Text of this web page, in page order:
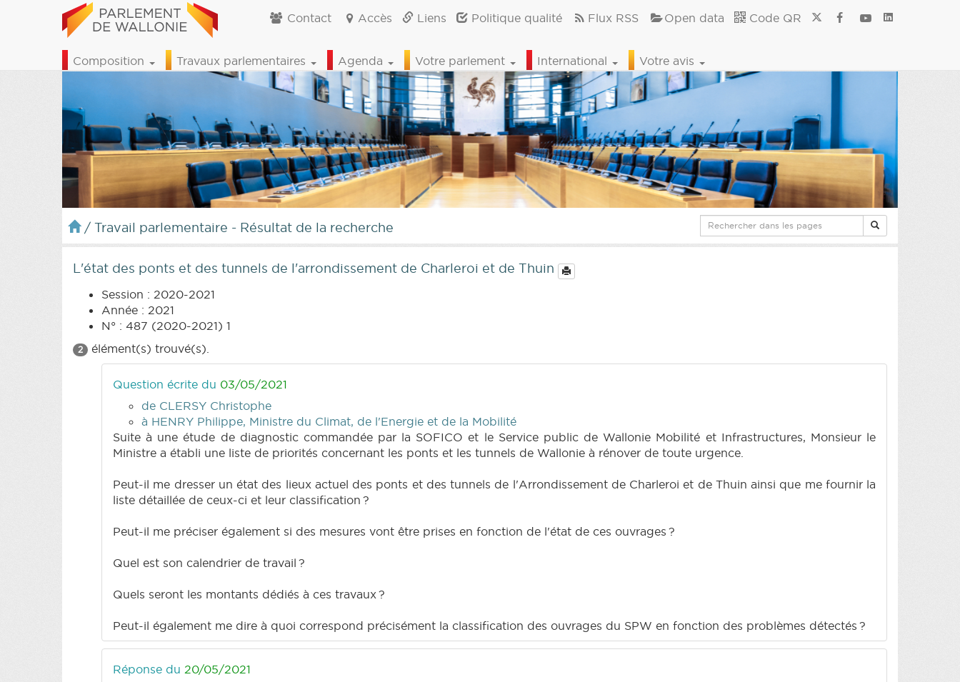
Contact Accès Liens Politique qualité Flux RSS Open data Code QR
Composition Travaux parlementaires Agenda Votre parlement International Votre avis
/ Travail parlementaire - Résultat de la recherche
L'état des ponts et des tunnels de l'arrondissement de Charleroi et de Thuin
Session : 2020-2021
Année : 2021
N° : 487 (2020-2021) 1
2 élément(s) trouvé(s).
Question écrite du 03/05/2021
de CLERSY Christophe
à HENRY Philippe, Ministre du Climat, de l'Energie et de la Mobilité
Suite à une étude de diagnostic commandée par la SOFICO et le Service public de Wallonie Mobilité et Infrastructures, Monsieur le
Ministre a établi une liste de priorités concernant les ponts et les tunnels de Wallonie à rénover de toute urgence.
Peut-il me dresser un état des lieux actuel des ponts et des tunnels de l'Arrondissement de Charleroi et de Thuin ainsi que me fournir la
liste détaillée de ceux-ci et leur classification ?
Peut-il me préciser également si des mesures vont être prises en fonction de l'état de ces ouvrages ?
Quel est son calendrier de travail ?
Quels seront les montants dédiés à ces travaux ?
Peut-il également me dire à quoi correspond précisément la classification des ouvrages du SPW en fonction des problèmes détectés ?
Réponse du 20/05/2021